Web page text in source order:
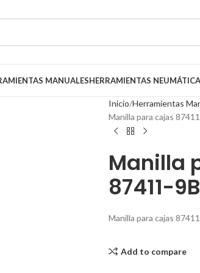
MANUALESHERRAMIENTAS
Inicio Herramientas
Manilla para cajas
Manilla
87411-9B
Manilla para cajas
Add to compare